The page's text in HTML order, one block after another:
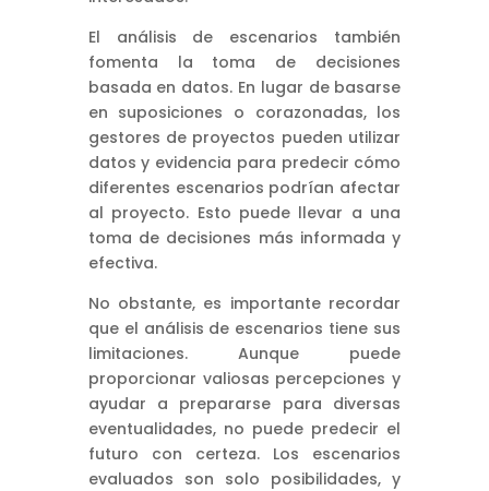
El análisis de escenarios también
fomenta la toma de decisiones
basada en datos. En lugar de basarse
en suposiciones o corazonadas, los
gestores de proyectos pueden utilizar
datos y evidencia para predecir cómo
diferentes escenarios podrían afectar
al proyecto. Esto puede llevar a una
toma de decisiones más informada y
efectiva.
No obstante, es importante recordar
que el análisis de escenarios tiene sus
limitaciones. Aunque puede
proporcionar valiosas percepciones y
ayudar a prepararse para diversas
eventualidades, no puede predecir el
futuro con certeza. Los escenarios
evaluados son solo posibilidades, y